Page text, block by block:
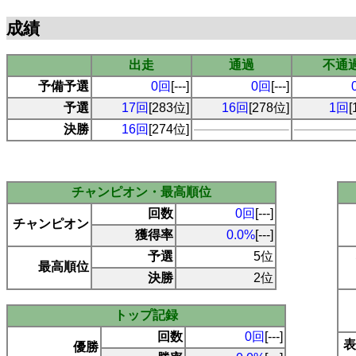
成績
出走 通過
不通
予備予選
0回 [---] 0回 [---]
予選
17回 [283位] 16回 [278位] 1回
決勝
16回 [274位]
チャンピオン・最高順位
チャンピオン
回数 0回 [---]
獲得率
0.0%[---]
最高順位
予選
5位
決勝
2位
トップ記録
優勝
回数 0回 [---]